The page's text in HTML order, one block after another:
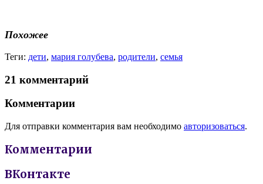
Похожее
Теги: дети, мария голубева, родители, семья
21 комментарий
Комментарии
Для отправки комментария вам необходимо авторизоваться.
Комментарии
ВКонтакте